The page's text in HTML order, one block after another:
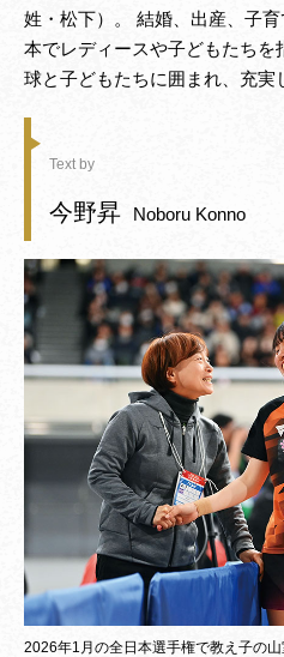
姓・松下）。 結婚、出産、子
本でレディースや子どもたち
球と子どもたちに囲まれ、充実
Text by
今野昇 Noboru Konno
2026年1月の全日本選手権で教え子の